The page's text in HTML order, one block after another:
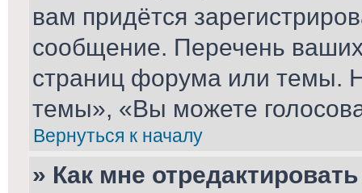
вам придётся
сообщение. Перечень
страниц форума или темы.
темы», «Вы можете
Вернуться к началу
» Как мне